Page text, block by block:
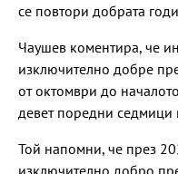
се повтори добрата
Чаушев коментира, че
изключително добре
от октомври до
девет поредни седмици
Той напомни, че през
изключително добро